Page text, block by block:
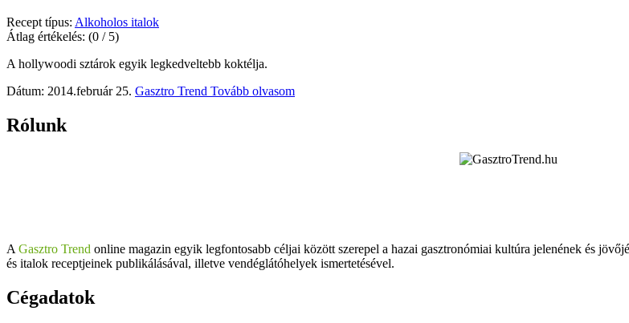
Recept típus: Alkoholos italok
Átlag értékelés: (0 / 5)
A hollywoodi sztárok egyik legkedveltebb koktélja.
Dátum: 2014.február 25. Gasztro Trend Tovább olvasom
Rólunk
A Gasztro Trend online magazin egyik legfontosabb céljai között szerepel a hazai gasztronómiai kultúra jelenének és
és italok receptjeinek publikálásával, illetve vendéglátóhelyek ismertetésével.
Cégadatok